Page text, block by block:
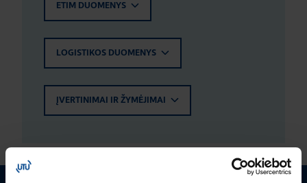
ETIM DUOMENYS
LOGISTIKOS DUOMENYS
ĮVERTINIMAI IR ŽYMĖJIMAI